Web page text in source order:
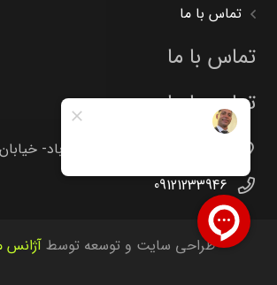
تماس با ما
تماس با ما
تماس با ما
تهران -جاده خاوران -خاتون آباد-
09121233946
طراحی سایت و توسعه توسطآژانس